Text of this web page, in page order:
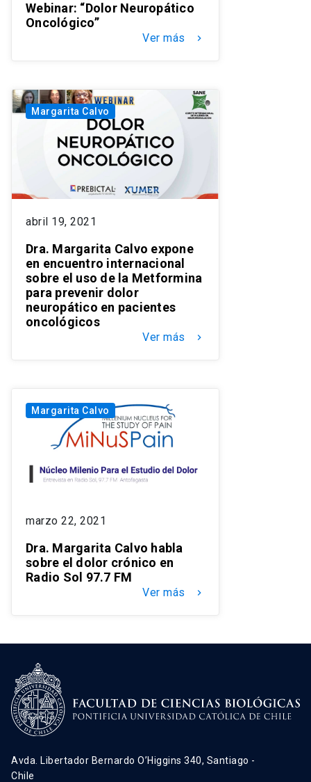
Webinar: “Dolor Neuropático
Oncológico”
Ver más keyboard_arrow_right
Margarita Calvo
abril 19, 2021
Dra. Margarita Calvo expone
en encuentro internacional
sobre el uso de la Metformina
para prevenir dolor
neuropático en pacientes
oncológicos
Ver más keyboard_arrow_right
Margarita Calvo
marzo 22, 2021
Dra. Margarita Calvo habla
sobre el dolor crónico en
Radio Sol 97.7 FM
Ver más keyboard_arrow_right
Avda. Libertador Bernardo O’Higgins 340, Santiago -
Chile